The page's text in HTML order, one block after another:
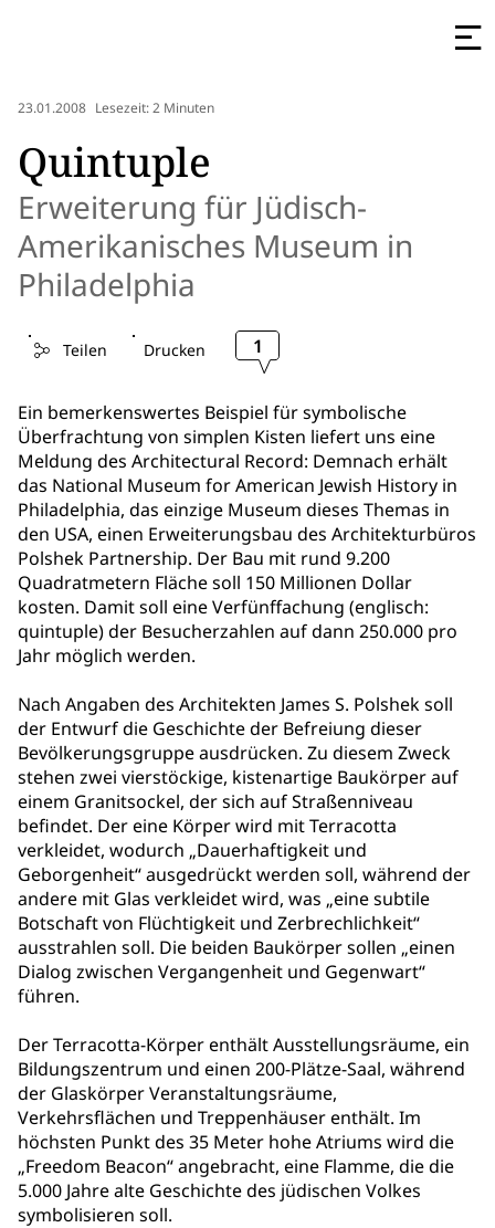
23.01.2008 Lesezeit: 2 Minuten
Quintuple
Erweiterung für Jüdisch-
Amerikanisches Museum in
Philadelphia
Teilen Drucken 1
Ein bemerkenswertes Beispiel für symbolische
Überfrachtung von simplen Kisten liefert uns eine
Meldung des Architectural Record: Demnach erhält
das National Museum for American Jewish History in
Philadelphia, das einzige Museum dieses Themas in
den USA, einen Erweiterungsbau des Architekturbüros
Polshek Partnership. Der Bau mit rund 9.200
Quadratmetern Fläche soll 150 Millionen Dollar
kosten. Damit soll eine Verfünffachung (englisch:
quintuple) der Besucherzahlen auf dann 250.000 pro
Jahr möglich werden.
Nach Angaben des Architekten James S. Polshek soll
der Entwurf die Geschichte der Befreiung dieser
Bevölkerungsgruppe ausdrücken. Zu diesem Zweck
stehen zwei vierstöckige, kistenartige Baukörper auf
einem Granitsockel, der sich auf Straßenniveau
befindet. Der eine Körper wird mit Terracotta
verkleidet, wodurch „Dauerhaftigkeit und
Geborgenheit“ ausgedrückt werden soll, während der
andere mit Glas verkleidet wird, was „eine subtile
Botschaft von Flüchtigkeit und Zerbrechlichkeit“
ausstrahlen soll. Die beiden Baukörper sollen „einen
Dialog zwischen Vergangenheit und Gegenwart“
führen.
Der Terracotta-Körper enthält Ausstellungsräume, ein
Bildungszentrum und einen 200-Plätze-Saal, während
der Glaskörper Veranstaltungsräume,
Verkehrsflächen und Treppenhäuser enthält. Im
höchsten Punkt des 35 Meter hohe Atriums wird die
„Freedom Beacon“ angebracht, eine Flamme, die die
5.000 Jahre alte Geschichte des jüdischen Volkes
symbolisieren soll.